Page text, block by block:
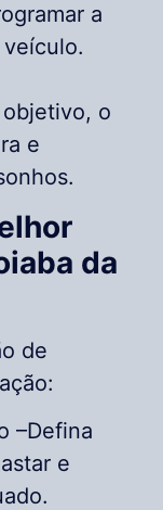
a
o
e
da
de
–Defina
e